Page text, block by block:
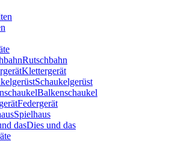
Rutschbahn
Klettergerät
Schaukelgerüst
Balkenschaukel
Federgerät
Spielhaus
Dies und das